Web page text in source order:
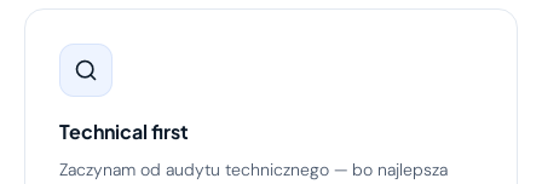
Technical first
Zaczynam od audytu technicznego — bo najlepsza